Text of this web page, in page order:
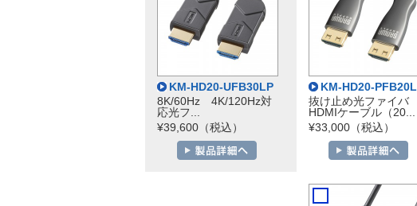
KM-HD20-UFB30LP
8K/60Hz 4K/120Hz対
応光フ...
¥39,600（税込）
KM-HD20-PFB20L
抜け止め光ファイバ
HDMIケーブル（20...
¥33,000（税込）